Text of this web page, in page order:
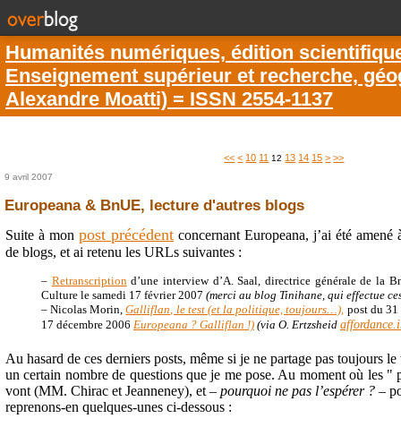
Humanités numériques, édition
Enseignement supérieur et recherche,
Alexandre Moatti) = ISSN 2554-1137
<< < 10 11 12 13 14 15 > >>
9 avril 2007
Europeana & BnUE, lecture d'autres blogs
Suite à mon post précédent concernant Europeana, j’ai été
de blogs, et ai retenu les URLs suivantes :
– Retranscription d’une interview d’A. Saal, directrice générale de la
Culture le samedi 17 février 2007 (merci au blog Tinihane, qui effectue
– Nicolas Morin,Galliflan, le test (et la politique, toujours…), post du 31
17 décembre 2006 Europeana ? Galliflan !) (via O. Ertzsheid
Au hasard de ces derniers posts, même si je ne partage pas toujours
un certain nombre de questions que je me pose. Au moment où les "
vont (MM. Chirac et Jeanneney), et – pourquoi ne pas l’espérer ? –
reprenons-en quelques-unes ci-dessous :